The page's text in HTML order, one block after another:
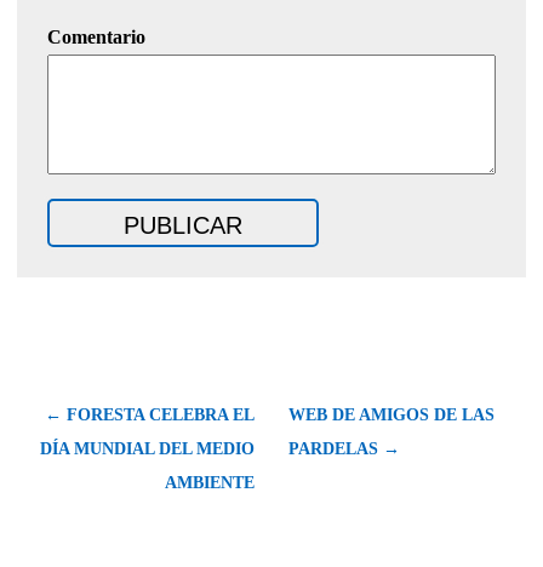
Comentario
← FORESTA CELEBRA EL
DÍA MUNDIAL DEL MEDIO
AMBIENTE
WEB DE AMIGOS DE LAS
PARDELAS →